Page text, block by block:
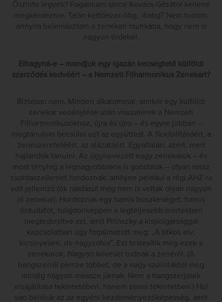
Őszinte legyek? Fogalmam sincs! Kovács Gézától kellene
megkérdeznie. Talán kettőezer-ötig, -hatig? Nem tudom,
annyira belemásztam a zenekari munkába, hogy nem is
nagyon érdekel.
Elhagyná-e – mondjuk egy igazán kecsegtető külföldi
szerződés kedvéért – a Nemzeti Filharmonikus Zenekart?
Biztosan nem. Minden alkalommal, amikor egy külföldi
zenekar vezénylése után visszatérek a Nemzeti
Filharmonikusokhoz, újra és újra – és egyre jobban –
megtanulom becsülni ezt az együttest. A flexibilitásáért, a
zeneszeretetéért, az alázatáért. Egyáltalán: azért, mert
hajlandók tanulni. Az úgynevezett nagy zenekarok – és
most tényleg a legnagyobbakra is gondolok – olyan rossz
csordaszellemet hordoznak, amilyen például a régi ÁHZ-ra
volt jellemző (ők ráadásul még nem is voltak olyan nagyon
jó zenekar). Hordoznak egy hamis büszkeséget, hamis
öntudatot, tulajdonképpen a legteljesebb mértékben
megtestesítve azt, amit Pilinszky a kispolgársággal
kapcsolatban úgy fogalmazott meg: „A titkos elv:
kicsinyesen, de nagyzolva”. Ezt testesítik meg ezek a
zenekarok. Nagyon keveset tudnak a zenéről. (A
hangszerről persze többet, de a nagy szólistáktól még
mindig nagyon messze járnak. Nem a hangszerjáték
elsajátítása tekintetében, hanem zenei tekintetben.) Hol
van belőlük az az egyéni kezdeményezőképesség, amit